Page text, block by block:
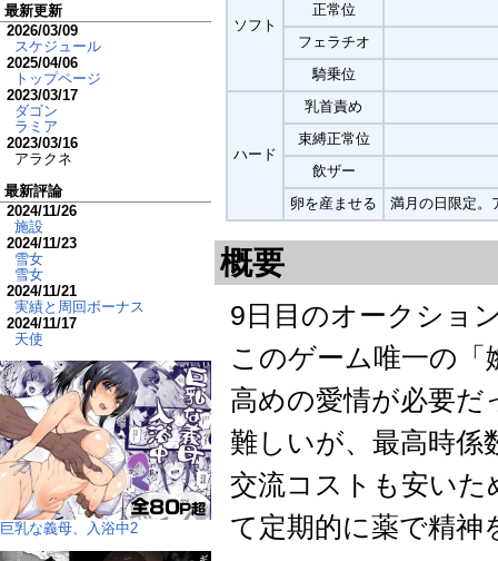
ソフト
正常位
フェラチオ
騎乗位
ハード
乳首責め
束縛正常位
飲ザー
卵を産ませる
満月の日限定。
概要
9日目のオークショ
このゲーム唯一の「
高めの愛情が必要
難しいが、最高時係
交流コストも安い
て定期的に薬で精
最新更新
2026/03/09
スケジュール
2025/04/06
トップページ
2023/03/17
ダゴン
ラミア
2023/03/16
アラクネ
最新評論
2024/11/26
施設
2024/11/23
雪女
雪女
2024/11/21
実績と周回ボーナス
2024/11/17
天使
巨乳な義母、入浴中2